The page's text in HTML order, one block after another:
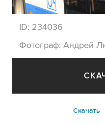
ID: 234036
Фотограф: Андрей
Cкачать